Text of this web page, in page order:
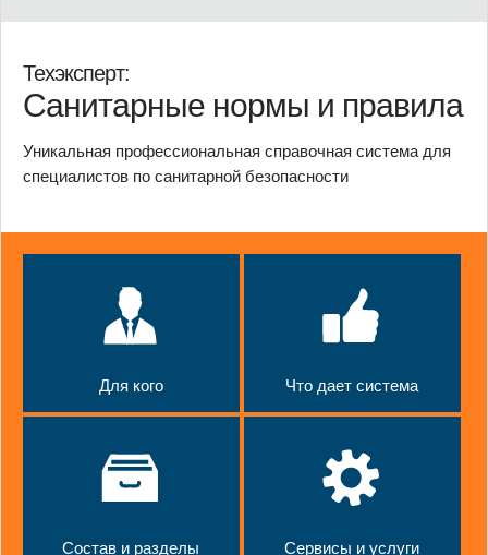
Техэксперт:
Санитарные нормы и правила
Уникальная профессиональная справочная система для
специалистов по санитарной безопасности
Для кого Что дает система
Состав и разделы Сервисы и услуги